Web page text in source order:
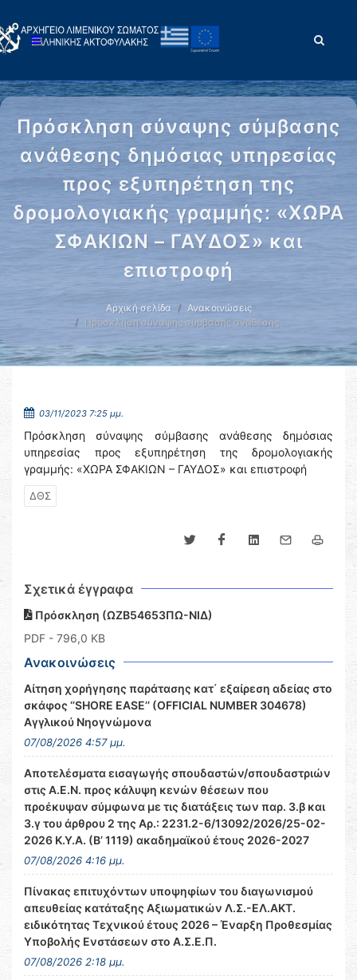
Πρόσκληση σύναψης σύμβασης
ανάθεσης δημόσιας υπηρεσίας
προς εξυπηρέτηση της
δρομολογιακής γραμμής: «ΧΩΡΑ
ΣΦΑΚΙΩΝ – ΓΑΥΔΟΣ» και
επιστροφή
Αρχική σελίδα
Ανακοινώσεις
Πρόσκληση σύναψης σύμβασης ανάθεσης …
03/11/2023 7:25 μμ.
Πρόσκληση σύναψης σύμβασης ανάθεσης δημόσιας
υπηρεσίας προς εξυπηρέτηση της δρομολογιακής
γραμμής: «ΧΩΡΑ ΣΦΑΚΙΩΝ – ΓΑΥΔΟΣ» και επιστροφή
ΔΘΣ
Σχετικά έγγραφα
Πρόσκληση (ΩΖΒ54653ΠΩ-ΝΙΔ)
PDF - 796,0 KB
Ανακοινώσεις
Αίτηση χορήγησης παράτασης κατ΄ εξαίρεση αδείας στο
σκάφος ‘’SHORE EASE’’ (OFFICIAL NUMBER 304678)
Αγγλικού Νηογνώμονα
07/08/2026 4:57 μμ.
Αποτελέσματα εισαγωγής σπουδαστών/σπουδαστριών
στις Α.Ε.Ν. προς κάλυψη κενών θέσεων που
προέκυψαν σύμφωνα με τις διατάξεις των παρ. 3.β και
3.γ του άρθρου 2 της Αρ.: 2231.2-6/13092/2026/25-02-
2026 Κ.Υ.Α. (Β’ 1119) ακαδημαϊκού έτους 2026-2027
07/08/2026 4:16 μμ.
Πίνακας επιτυχόντων υποψηφίων του διαγωνισμού
απευθείας κατάταξης Αξιωματικών Λ.Σ.-ΕΛ.ΑΚΤ.
ειδικότητας Τεχνικού έτους 2026 – Έναρξη Προθεσμίας
Υποβολής Ενστάσεων στο Α.Σ.Ε.Π.
07/08/2026 2:18 μμ.